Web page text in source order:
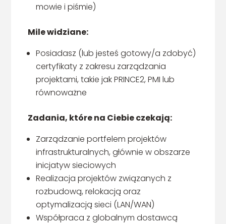
mowie i piśmie)
Mile widziane:
Posiadasz (lub jesteś gotowy/a zdobyć)
certyfikaty z zakresu zarządzania
projektami, takie jak PRINCE2, PMI lub
równoważne
Zadania, które na Ciebie czekają:
Zarządzanie portfelem projektów
infrastrukturalnych, głównie w obszarze
inicjatyw sieciowych
Realizacja projektów związanych z
rozbudową, relokacją oraz
optymalizacją sieci (LAN/WAN)
Współpraca z globalnym dostawcą